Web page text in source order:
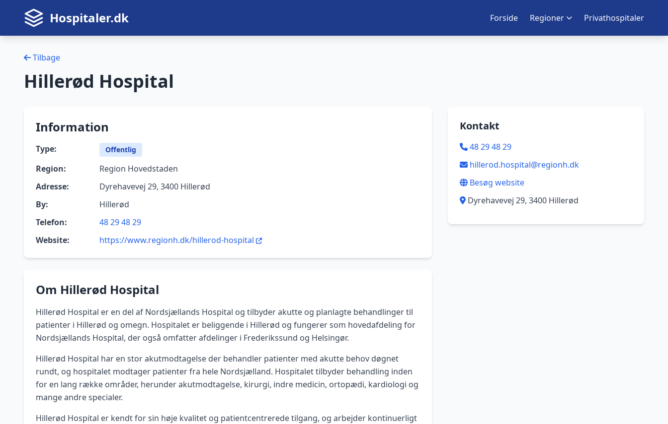
Hospitaler.dk Forside Regioner Privathospitaler
Tilbage
Hillerød Hospital
Information
Type: Offentlig
Region:
Region Hovedstaden
Adresse:
Dyrehavevej 29, 3400 Hillerød
By:
Hillerød
Telefon:
48 29 48 29
Website:
https://www.regionh.dk/hillerod-hospital
Om Hillerød Hospital
Hillerød Hospital er en del af Nordsjællands Hospital og tilbyder akutte og planlagte behandlinger til
patienter i Hillerød og omegn. Hospitalet er beliggende i Hillerød og fungerer som hovedafdeling for
Nordsjællands Hospital, der også omfatter afdelinger i Frederikssund og Helsingør.
Hillerød Hospital har en stor akutmodtagelse der behandler patienter med akutte behov døgnet
rundt, og hospitalet modtager patienter fra hele Nordsjælland. Hospitalet tilbyder behandling inden
for en lang række områder, herunder akutmodtagelse, kirurgi, indre medicin, ortopædi, kardiologi og
mange andre specialer.
Hillerød Hospital er kendt for sin høje kvalitet og patientcentrerede tilgang, og arbejder kontinuerligt
Kontakt
48 29 48 29
hillerod.hospital@regionh.dk
Besøg website
Dyrehavevej 29, 3400 Hillerød